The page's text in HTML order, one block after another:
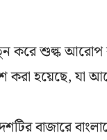
করে শুল্ক আরোপ
করা হয়েছে, যা
বাজারে